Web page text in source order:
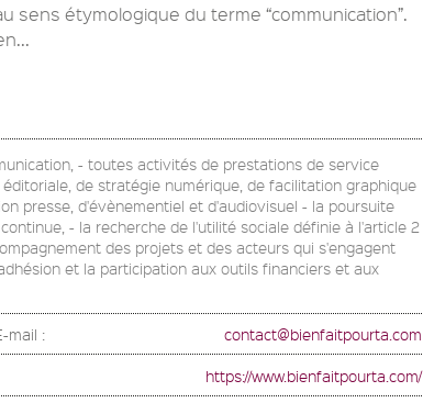
sens étymologique du terme “communication”.
- toutes activités de prestations de service
de stratégie numérique, de facilitation graphique
presse, d'évènementiel et d'audiovisuel - la poursuite
- la recherche de l'utilité sociale définie à l'article 2
des projets et des acteurs qui s'engagent
et la participation aux outils financiers et aux
mail : contact@bienfaitpourta.com
https://www.bienfaitpourta.com/